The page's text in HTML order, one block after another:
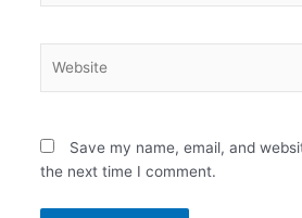
Save my name, email, and
the next time I comment.